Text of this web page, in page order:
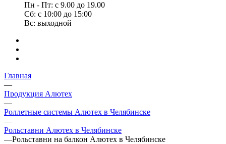
Пн - Пт: с 9.00 до 19.00
Сб: с 10:00 до 15:00
Вс: выходной
Главная
—
Продукция Алютех
—
Роллетные системы Алютех в Челябинске
—
Рольставни Алютех в Челябинске
—Рольставни на балкон Алютех в Челябинске